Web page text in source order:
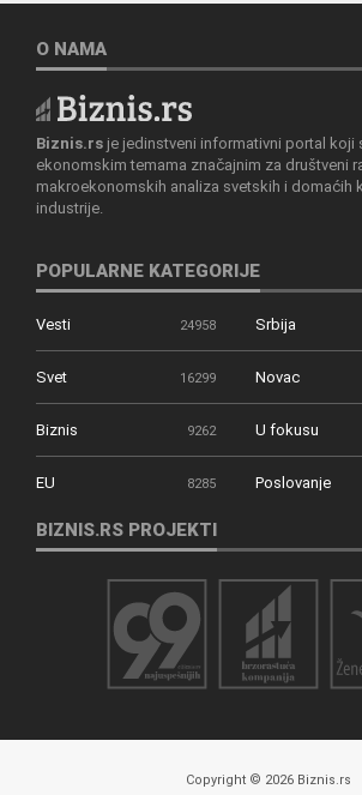
O NAMA
Biznis.rs je jedinstveni informativni portal koji
ekonomskim temama značajnim za društveni
makroekonomskih analiza svetskih i domaćih
industrije.
POPULARNE KATEGORIJE
Vesti 24958 Srbija
Svet 16299 Novac
Biznis 9262 U fokusu
EU 8285 Poslovanje
BIZNIS.RS PROJEKTI
Copyright © 2026 Biznis.rs